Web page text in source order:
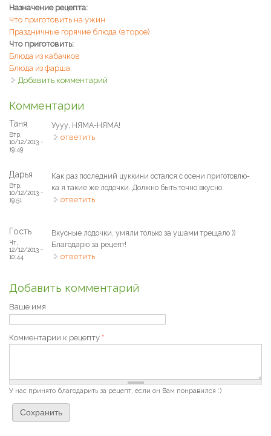
Назначение рецепта:
Что приготовить на ужин
Праздничные горячие блюда (второе)
Что приготовить:
Блюда из кабачков
Блюда из фарша
Добавить комментарий
Комментарии
Таня
Втр,
10/12/2013 -
19:49
Уууу, НЯМА-НЯМА!
ответить
Дарья
Втр,
10/12/2013 -
19:51
Как раз последний цуккини остался с осени приготовлю-
ка я такие же лодочки. Должно быть точно вкусно.
ответить
Гость
Чт,
12/12/2013 -
10:44
Вкусные лодочки, умяли только за ушами трещало ))
Благодарю за рецепт!
ответить
Добавить комментарий
Ваше имя
Комментарии к рецепту *
У нас принято благодарить за рецепт, если он Вам понравился :)